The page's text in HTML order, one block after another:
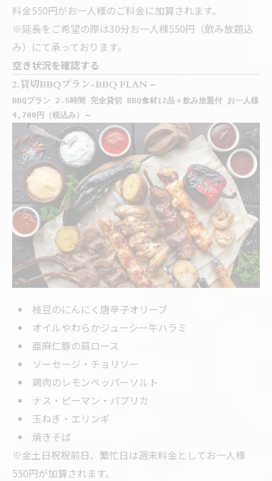
料金550円がお一人様のご料金に加算されます。
※延長をご希望の際は30分お一人様550円（飲み放題込
み）にて承っております。
空き状況を確認する
2.貸切BBQプラン-BBQ PLAN –
BBQプラン 2.5時間 完全貸切 BBQ食材12品＋飲み放題付 お一人様
4,700円（税込み）～
枝豆のにんにく唐辛子オリーブ
オイルやわらかジューシー牛ハラミ
亜麻仁豚の肩ロース
ソーセージ・チョリソー
鶏肉のレモンペッパーソルト
ナス・ピーマン・パプリカ
玉ねぎ・エリンギ
焼きそば
※金土日祝祝前日、繁忙日は週末料金としてお一人様
550円が加算されます。